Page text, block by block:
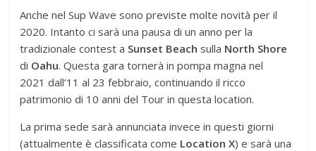
Anche nel Sup Wave sono previste molte novità per il
2020. Intanto ci sarà una pausa di un anno per la
tradizionale contest a Sunset Beach sulla North Shore
di Oahu. Questa gara tornerà in pompa magna nel
2021 dall’11 al 23 febbraio, continuando il ricco
patrimonio di 10 anni del Tour in questa location.
La prima sede sarà annunciata invece in questi giorni
(attualmente è classificata come Location X) e sarà una